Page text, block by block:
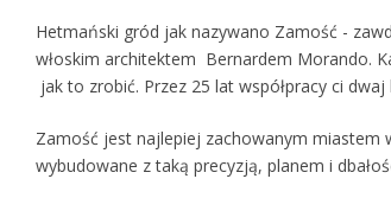
Hetmański gród jak nazywano Zamość -
włoskim architektem Bernardem Morando.
jak to zrobić. Przez 25 lat współpracy ci
Zamość jest najlepiej zachowanym miastem
wybudowane z taką precyzją, planem i